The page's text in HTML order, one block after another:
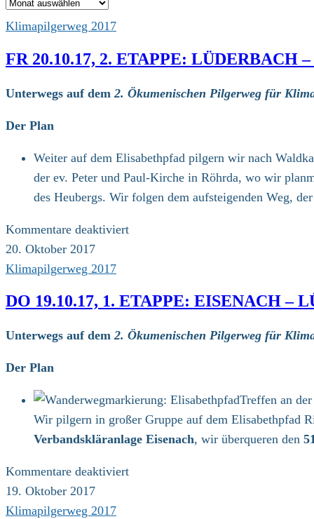
Klimapilgerweg 2017
FR 20.10.17, 2. ETAPPE: LÜDERBACH
Unterwegs auf dem 2. Ökumenischen Pilgerweg für
Der Plan
Weiter auf dem Elisabethpfad pilgern wir nach
der ev. Peter und Paul-Kirche in Röhrda, wo wir
des Heubergs. Wir folgen dem aufsteigenden Weg,
Kommentare deaktiviertfür
Etappe:
Lüderbach
km)
20. Oktober 2017
Klimapilgerweg 2017
DO 19.10.17, 1. ETAPPE: EISENACH –
Unterwegs auf dem2. Ökumenischen Pilgerweg für
Der Plan
Treffen an
Wir pilgern in großer Gruppe auf dem Elisabethpfad
Verbandskläranlage Eisenach, wir überqueren den
Kommentare deaktiviertfür
19. Oktober 2017
Klimapilgerweg 2017